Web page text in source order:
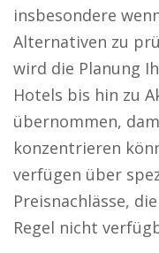
insbesondere
Alternativen zu
wird die Planung
Hotels bis hin zu
übernommen,
konzentrieren
verfügen über
Preisnachlässe,
Regel nicht